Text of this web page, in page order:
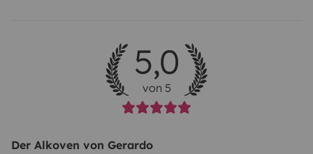
5,0
von 5
Der Alkoven von Gerardo